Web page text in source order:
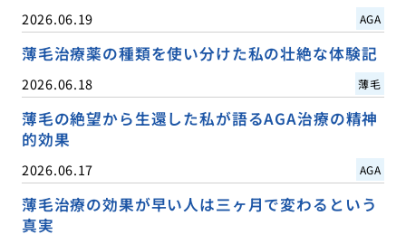
2026.06.19 AGA
薄毛治療薬の種類を使い分けた私の壮絶な体験記
2026.06.18 薄毛
薄毛の絶望から生還した私が語るAGA治療の精神
的効果
2026.06.17 AGA
薄毛治療の効果が早い人は三ヶ月で変わるという
真実